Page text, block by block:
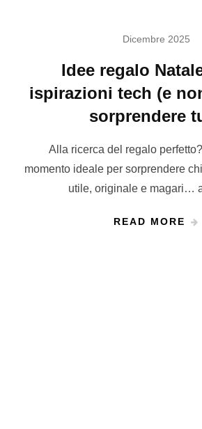
Dicembre 2025
Idee regalo
ispirazioni tech (e
sorprendere
Alla ricerca del regalo
momento ideale per sorprendere
utile, originale e magari…
READ MORE